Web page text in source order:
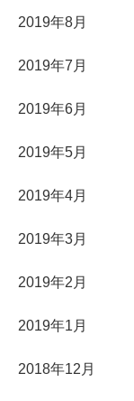
2019年8月
2019年7月
2019年6月
2019年5月
2019年4月
2019年3月
2019年2月
2019年1月
2018年12月